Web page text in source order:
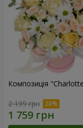
Композиція
2 199 грн